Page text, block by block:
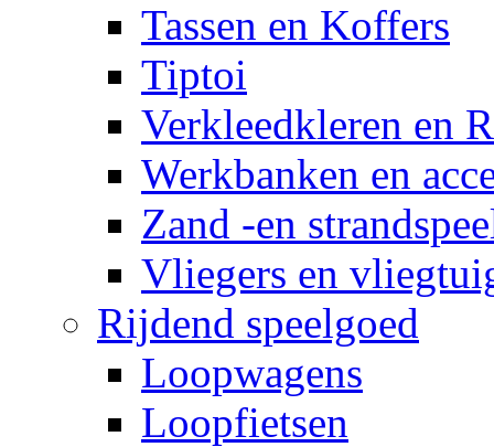
Tassen en Koffers
Tiptoi
Verkleedkleren en
Werkbanken en
Zand -en
Vliegers en
Rijdend speelgoed
Loopwagens
Loopfietsen